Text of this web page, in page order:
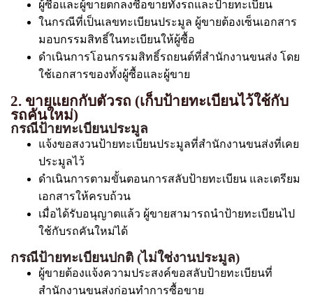
ผู้ซื้อและผู้ขายตกลงซื้อขายทั้งรถและป้ายทะเบียน
ในกรณีที่เป็นเลขทะเบียนประมูล ผู้ขายต้องเซ็นเอกสาร
มอบกรรมสิทธิ์ในทะเบียนให้ผู้ซื้อ
ดำเนินการโอนกรรมสิทธิ์รถยนต์ที่สำนักงานขนส่ง โดย
ใช้เอกสารของทั้งผู้ซื้อและผู้ขาย
2. ขายแยกกับตัวรถ (เก็บป้ายทะเบียนไว้ใช้กับ
รถคันใหม่)
กรณีป้ายทะเบียนประมูล
แจ้งขอสงวนป้ายทะเบียนประมูลที่สำนักงานขนส่งที่เคย
ประมูลไว้
ดำเนินการตามขั้นตอนการสลับป้ายทะเบียน และเตรียม
เอกสารให้ครบถ้วน
เมื่อได้รับอนุญาตแล้ว ผู้ขายสามารถนำป้ายทะเบียนไป
ใช้กับรถคันใหม่ได้
กรณีป้ายทะเบียนปกติ (ไม่ใช่งานประมูล)
ผู้ขายต้องแจ้งความประสงค์ขอสลับป้ายทะเบียนที่
สำนักงานขนส่งก่อนทำการซื้อขาย